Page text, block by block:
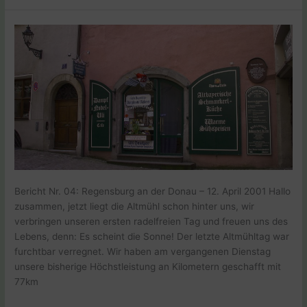
Österreich
20.04.2001
Bericht Nr. 04: Regensburg an der Donau – 12. April 2001 Hallo
zusammen, jetzt liegt die Altmühl schon hinter uns, wir
verbringen unseren ersten radelfreien Tag und freuen uns des
Lebens, denn: Es scheint die Sonne! Der letzte Altmühltag war
furchtbar verregnet. Wir haben am vergangenen Dienstag
unsere bisherige Höchstleistung an Kilometern geschafft mit
77km